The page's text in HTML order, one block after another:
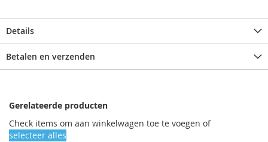
Details
Betalen en verzenden
Gerelateerde producten
Check items om aan winkelwagen toe te voegen of
selecteer alles